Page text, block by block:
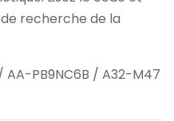
recherche de la
PB9NC6B / A32-M47